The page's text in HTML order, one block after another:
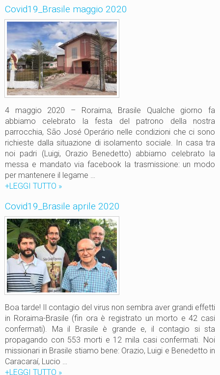
o
B
r
a
n
c
o
”
Covid19_Brasile maggio 2020
4 maggio 2020 – Roraima, Brasile Qualche giorno fa
abbiamo celebrato la festa del patrono della nostra
parrocchia, São José Operário nelle condizioni che ci sono
richieste dalla situazione di isolamento sociale. In casa tra
noi padri (Luigi, Orazio Benedetto) abbiamo celebrato la
messa e mandato via facebook la trasmissione: un modo
per mantenere il legame …
+LEGGI TUTTO C
v
i
d
1
9
_
B
r
a
s
i
l
e
m
a
g
»
Covid19_Brasile aprile 2020
Boa tarde! Il contagio del virus non sembra aver grandi effetti
in Roraima-Brasile (fin ora è registrato un morto e 42 casi
confermati). Ma il Brasile è grande e, il contagio si sta
propagando con 553 morti e 12 mila casi confermati. Noi
missionari in Brasile stiamo bene: Orazio, Luigi e Benedetto in
Caracaraí, Lucio …
+LEGGI TUTTO C
»